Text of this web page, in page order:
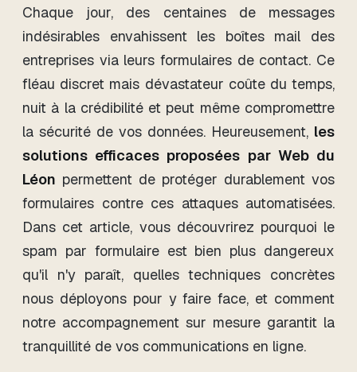
Chaque jour, des centaines de messages
indésirables envahissent les boîtes mail des
entreprises via leurs formulaires de contact. Ce
fléau discret mais dévastateur coûte du temps,
nuit à la crédibilité et peut même compromettre
la sécurité de vos données. Heureusement, les
solutions efficaces proposées par Web du
Léon permettent de protéger durablement vos
formulaires contre ces attaques automatisées.
Dans cet article, vous découvrirez pourquoi le
spam par formulaire est bien plus dangereux
qu'il n'y paraît, quelles techniques concrètes
nous déployons pour y faire face, et comment
notre accompagnement sur mesure garantit la
tranquillité de vos communications en ligne.